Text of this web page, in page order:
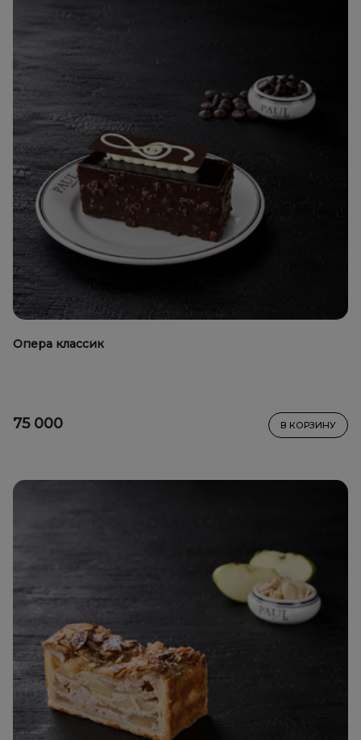
Опера классик
75 000 В КОРЗИНУ